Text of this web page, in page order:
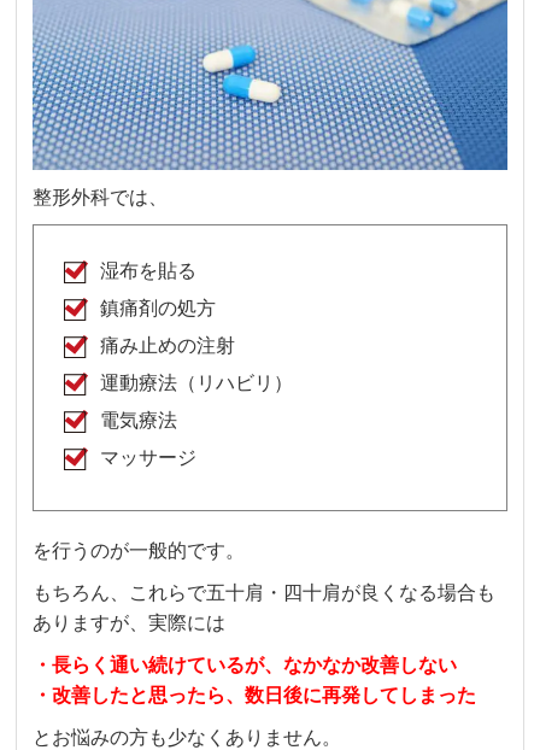
整形外科では、
湿布を貼る
鎮痛剤の処方
痛み止めの注射
運動療法（リハビリ）
電気療法
マッサージ
を行うのが一般的です。
もちろん、これらで五十肩・四十肩が良くなる場合も
ありますが、実際には
・長らく通い続けているが、なかなか改善しない
・改善したと思ったら、数日後に再発してしまった
とお悩みの方も少なくありません。